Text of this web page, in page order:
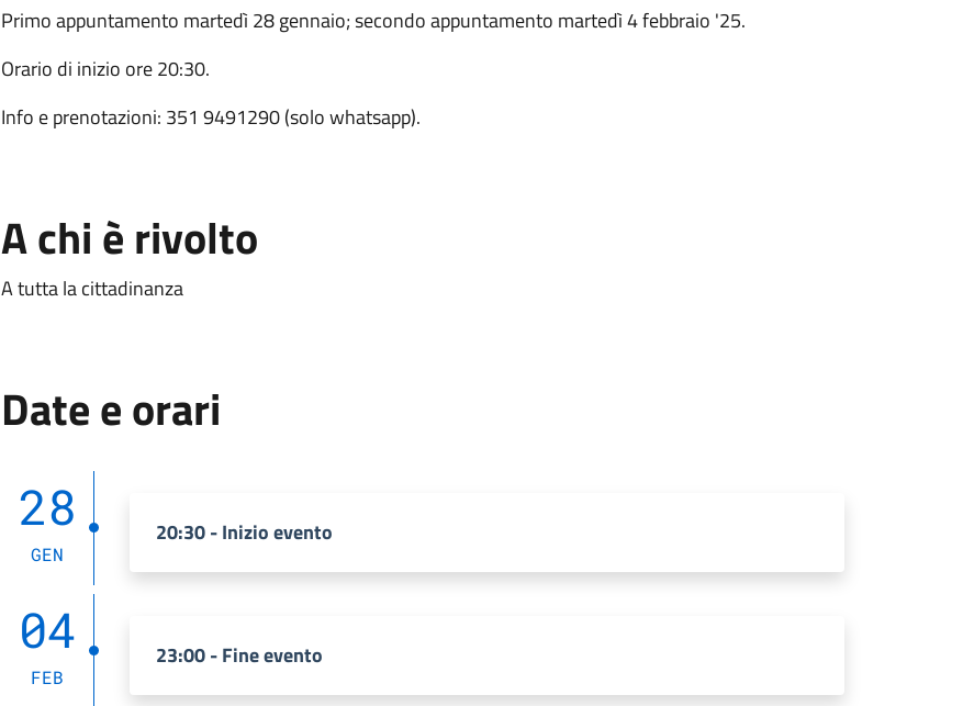
Primo appuntamento martedì 28 gennaio; secondo appuntamento martedì 4 febbraio '25.
Orario di inizio ore 20:30.
Info e prenotazioni: 351 9491290 (solo whatsapp).
A chi è rivolto
A tutta la cittadinanza
Date e orari
28
GEN
20:30 - Inizio evento
04
FEB
23:00 - Fine evento